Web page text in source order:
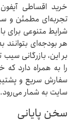
خرید اقساطی
تجربه‌ای مطمئن و
شرایط متنوعی برای
هر بودجه‌ای بتوانند
بر این، بازرگانی
را به همراه دارد
سفارش سریع و
سایت به شمار می‌رود.
سخن پایانی